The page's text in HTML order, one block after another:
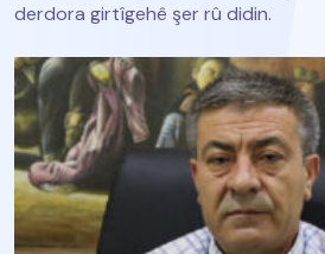
derdora girtîgehê şer rû didin.